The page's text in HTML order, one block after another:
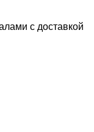
с доставкой